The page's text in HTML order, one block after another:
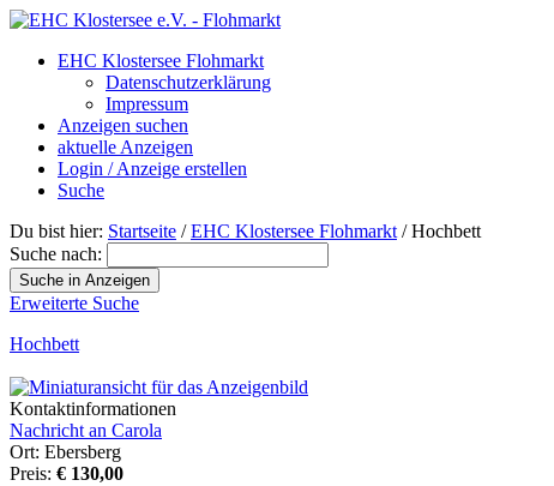
EHC Klostersee Flohmarkt
Datenschutzerklärung
Impressum
Anzeigen suchen
aktuelle Anzeigen
Login / Anzeige erstellen
Suche
Du bist hier: Startseite / EHC Klostersee Flohmarkt / Hochbett
Suche nach:
Erweiterte Suche
Hochbett
Kontaktinformationen
Nachricht an Carola
Ort: Ebersberg
Preis: € 130,00